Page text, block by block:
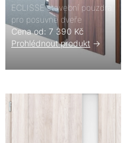
ECLISSE stavební pouzdra
pro posuvné dveře
Cena od: 7 390 Kč
Prohlédnout produkt ->